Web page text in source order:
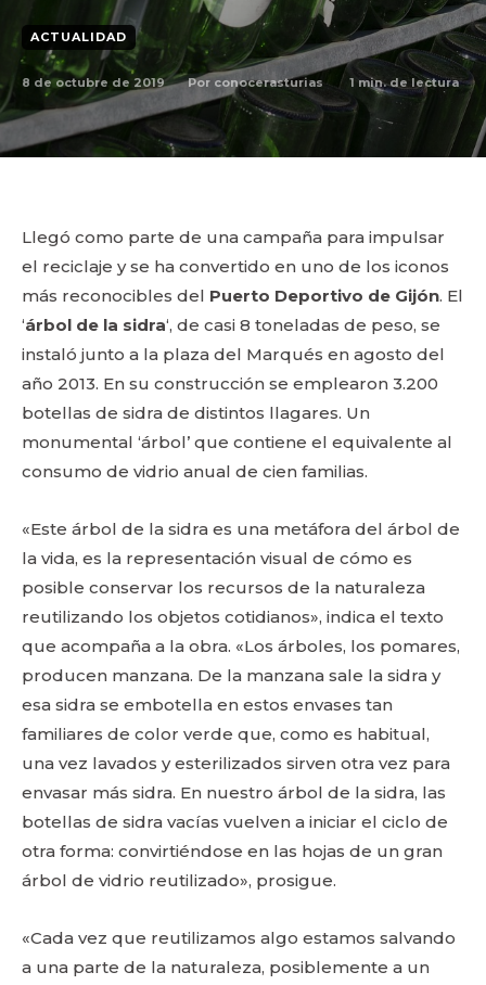
ACTUALIDAD
8 de octubre de 2019 Por conocerasturias 1 min. de lectura
Llegó como parte de una campaña para impulsar
el reciclaje y se ha convertido en uno de los iconos
más reconocibles del Puerto Deportivo de Gijón. El
‘árbol de la sidra‘, de casi 8 toneladas de peso, se
instaló junto a la plaza del Marqués en agosto del
año 2013. En su construcción se emplearon 3.200
botellas de sidra de distintos llagares. Un
monumental ‘árbol’ que contiene el equivalente al
consumo de vidrio anual de cien familias.
«Este árbol de la sidra es una metáfora del árbol de
la vida, es la representación visual de cómo es
posible conservar los recursos de la naturaleza
reutilizando los objetos cotidianos», indica el texto
que acompaña a la obra. «Los árboles, los pomares,
producen manzana. De la manzana sale la sidra y
esa sidra se embotella en estos envases tan
familiares de color verde que, como es habitual,
una vez lavados y esterilizados sirven otra vez para
envasar más sidra. En nuestro árbol de la sidra, las
botellas de sidra vacías vuelven a iniciar el ciclo de
otra forma: convirtiéndose en las hojas de un gran
árbol de vidrio reutilizado», prosigue.
«Cada vez que reutilizamos algo estamos salvando
a una parte de la naturaleza, posiblemente a un